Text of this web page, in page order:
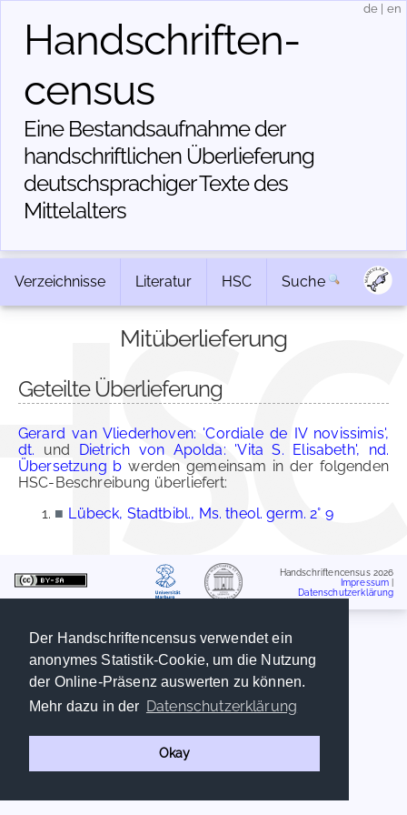
Der Handschriftencensus verwendet ein
anonymes Statistik-Cookie, um die Nutzung
der Online-Präsenz auswerten zu können.
Mehr dazu in der Datenschutzerklärung
Okay
Handschriften­
census
Eine Bestandsaufnahme der
handschriftlichen Über­lieferung
deutschsprachiger Texte des
Mittelalters
de en
Verzeichnisse Literatur HSC Suche
Mitüberlieferung
Geteilte Überlieferung
Gerard van Vliederhoven: 'Cordiale de IV novissimis',
dt. und Dietrich von Apolda: 'Vita S. Elisabeth', nd.
Übersetzung b werden gemeinsam in der folgenden
HSC-Beschreibung überliefert:
■ Lübeck, Stadtbibl., Ms. theol. germ. 2° 9
Handschriftencensus 2026
Impressum
Datenschutzerklärung